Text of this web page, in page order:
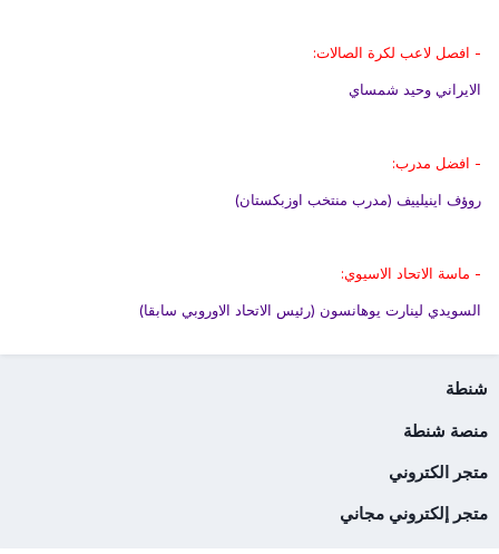
- افصل لاعب لكرة الصالات:
الايراني وحيد شمساي
- افضل مدرب:
روؤف اينيلييف (مدرب منتخب اوزبكستان)
- ماسة الاتحاد الاسيوي:
السويدي لينارت يوهانسون (رئيس الاتحاد الاوروبي سابقا)
شنطة
منصة شنطة
متجر الكتروني
متجر إلكتروني مجاني